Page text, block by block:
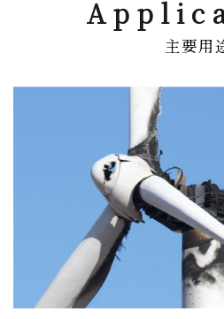
主要用